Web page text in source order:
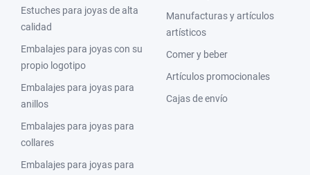
Estuches para joyas de alta
calidad
Embalajes para joyas con su
propio logotipo
Embalajes para joyas para
anillos
Embalajes para joyas para
collares
Embalajes para joyas para
Manufacturas y artículos
artísticos
Comer y beber
Artículos promocionales
Cajas de envío